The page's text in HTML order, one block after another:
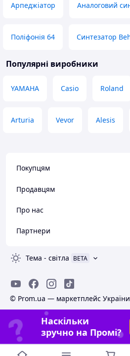
Арпеджіатор Аналоговий
Поліфонія 64 Синтезатор
Популярні виробники
YAMAHA Casio Roland
Arturia Vevor Alesis
Покупцям
Продавцям
Про нас
Партнери
Тема - світла BETA
© Prom.ua — маркетплейс
Наскільки
зручно на Промі?